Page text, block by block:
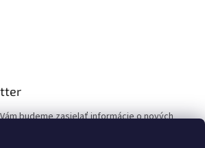
budeme zasielať informácie o nových